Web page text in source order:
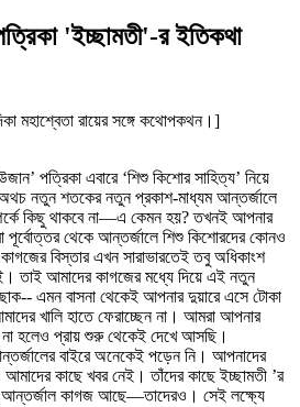
'ইচ্ছামতী'-র ইতিকথা
মহাশ্বেতা রায়ের সঙ্গে কথোপকথন।]
পত্রিকা এবারে ‘শিশু কিশোর সাহিত্য’ নিয়ে
নতুন শতকের নতুন প্রকাশ-মাধ্যম আন্তর্জালে
কিছু থাকবে না—এ কেমন হয়? তখনই আপনার
থেকে আন্তর্জালে শিশু কিশোরদের কোনও
বিস্তার এখন সারাভারতেই তবু অধিকাংশ
তাই আমাদের কাগজের মধ্যে দিয়ে এই নতুন
এমন বাসনা থেকেই আপনার দুয়ারে এসে টোকা
খালি হাতে ফেরাচ্ছেন না। আমরা আপনার
হলেও প্রায় শুরু থেকেই দেখে আসছি।
বাইরে অনেকেই পড়েন নি। আপনাদের
কাছে খবর নেই। তাঁদের কাছে ইচ্ছামতী ’র
আন্তর্জাল কাগজ আছে—তাদেরও। সেই লক্ষ্যে